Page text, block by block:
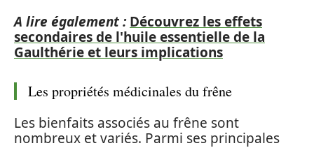
A lire également : Découvrez les effets
secondaires de l'huile essentielle de la
Gaulthérie et leurs implications
Les propriétés médicinales du frêne
Les bienfaits associés au frêne sont
nombreux et variés. Parmi ses principales